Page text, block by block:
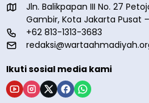
Jln. Balikpapan III No. 27
Gambir, Kota Jakarta Pusat –
+62 813-1313-3683
Ikuti sosial media kami